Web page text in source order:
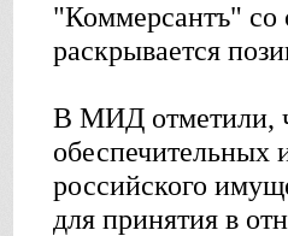
"Коммерсантъ" со
раскрывается
В МИД отметили,
обеспечительных
российского
для принятия в